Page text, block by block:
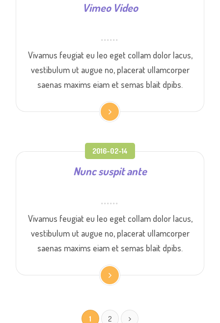
Vimeo Video
Vivamus feugiat eu leo eget collam dolor lacus,
vestibulum ut augue no, placerat ullamcorper
saenas maxims eiam et semas blait dpibs.
2016-02-14
Nunc suspit ante
Vivamus feugiat eu leo eget collam dolor lacus,
vestibulum ut augue no, placerat ullamcorper
saenas maxims eiam et semas blait dpibs.
1 2